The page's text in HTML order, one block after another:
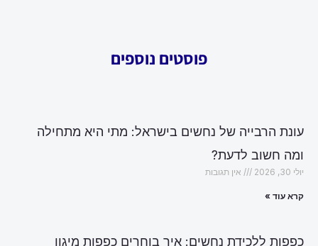
פוסטים נוספים
עונת הרבייה של נחשים בישראל: מתי היא מתחילה
ומה חשוב לדעת?
יולי 30, 2026 אין תגובות
קרא עוד »
כפפות ללכידת נחשים: איך בוחרים כפפות מיגון